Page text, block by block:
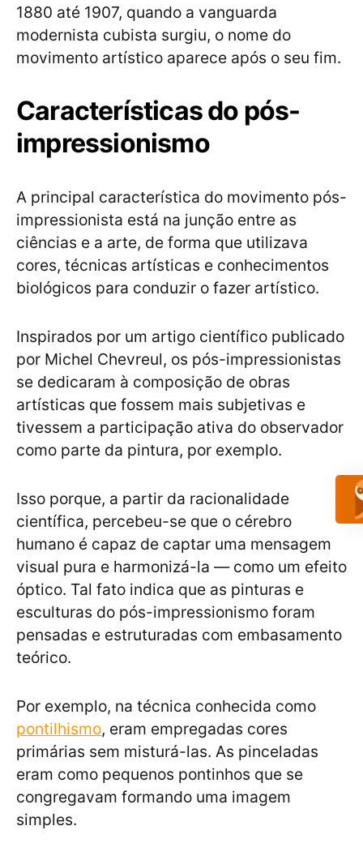
1880 até 1907, quando a vanguarda
modernista cubista surgiu, o nome do
movimento artístico aparece após o seu fim.
Características do pós-
impressionismo
A principal característica do movimento pós-
impressionista está na junção entre as
ciências e a arte, de forma que utilizava
cores, técnicas artísticas e conhecimentos
biológicos para conduzir o fazer artístico.
Inspirados por um artigo científico publicado
por Michel Chevreul, os pós-impressionistas
se dedicaram à composição de obras
artísticas que fossem mais subjetivas e
tivessem a participação ativa do observador
como parte da pintura, por exemplo.
Isso porque, a partir da racionalidade
científica, percebeu-se que o cérebro
humano é capaz de captar uma mensagem
visual pura e harmonizá-la — como um efeito
óptico. Tal fato indica que as pinturas e
esculturas do pós-impressionismo foram
pensadas e estruturadas com embasamento
teórico.
Por exemplo, na técnica conhecida como
pontilhismo, eram empregadas cores
primárias sem misturá-las. As pinceladas
eram como pequenos pontinhos que se
congregavam formando uma imagem
simples.